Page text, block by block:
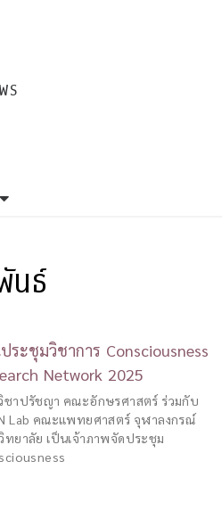
นธ์
ระชุมวิชาการ Consciousness
Network 2025
ชาปรัชญา คณะอักษรศาสตร์ ร่วมกับ
Lab คณะแพทยศาสตร์ จุฬาลงกรณ์
ทยาลัย เป็นเจ้าภาพจัดประชุม